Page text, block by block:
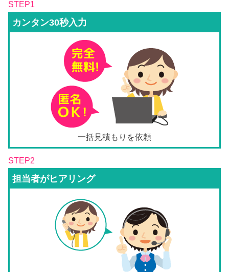
STEP1
カンタン30秒入力
一括見積もりを依頼
STEP2
担当者がヒアリング